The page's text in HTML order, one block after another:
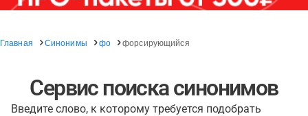
Главная Синонимы фо форсирующийся
Сервис поиска синонимов
Введите слово, к которому требуется подобрать